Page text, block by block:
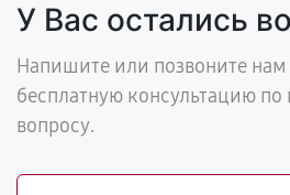
У Вас остались
Напишите или позвоните
бесплатную консультацию
вопросу.